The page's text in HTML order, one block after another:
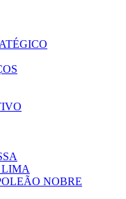
LIMA
NOBRE